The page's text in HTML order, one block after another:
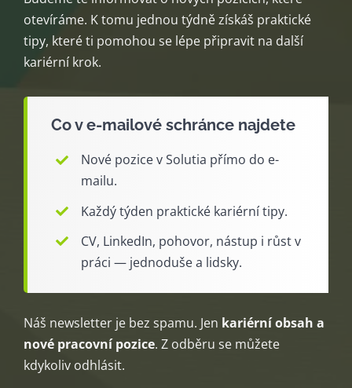
otevíráme. K tomu jednou týdně získáš praktické
tipy, které ti pomohou se lépe připravit na další
kariérní krok.
Co v e-mailové schránce najdete
Nové pozice v Solutia přímo do e-
mailu.
Každý týden praktické kariérní tipy.
CV, LinkedIn, pohovor, nástup i růst v
práci — jednoduše a lidsky.
Náš newsletter je bez spamu. Jen kariérní obsah a
nové pracovní pozice. Z odběru se můžete
kdykoliv odhlásit.